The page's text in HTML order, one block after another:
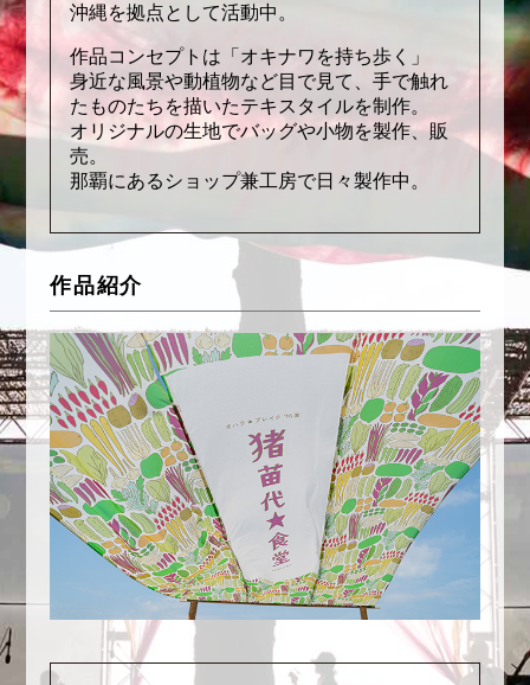
沖縄を拠点として活動中。
作品コンセプトは「オキナワを持ち歩く」
身近な風景や動植物など目で見て、手で触れ
たものたちを描いたテキスタイルを制作。
オリジナルの生地でバッグや小物を製作、販
売。
那覇にあるショップ兼工房で日々製作中。
作品紹介